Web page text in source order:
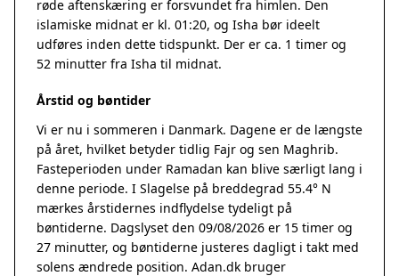
røde aftenskæring er forsvundet fra himlen. Den
islamiske midnat er kl. 01:20, og Isha bør ideelt
udføres inden dette tidspunkt. Der er ca. 1 timer og
52 minutter fra Isha til midnat.
Årstid og bøntider
Vi er nu i sommeren i Danmark. Dagene er de længste
på året, hvilket betyder tidlig Fajr og sen Maghrib.
Fasteperioden under Ramadan kan blive særligt lang i
denne periode. I Slagelse på breddegrad 55.4° N
mærkes årstidernes indflydelse tydeligt på
bøntiderne. Dagslyset den 09/08/2026 er 15 timer og
27 minutter, og bøntiderne justeres dagligt i takt med
solens ændrede position. Adan.dk bruger